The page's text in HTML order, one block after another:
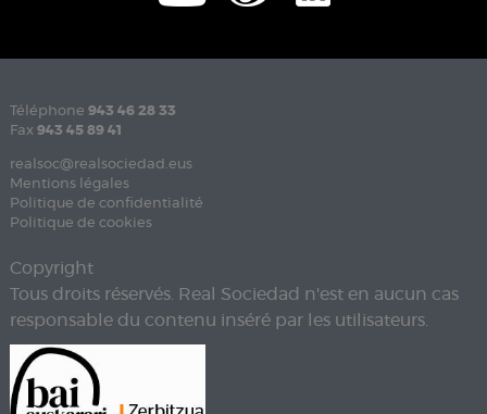
Téléphone 943 46 28 33
Fax 943 45 89 41
realsoc@realsociedad.eus
Mentions légales
Politique de confidentialité
Politique de cookies
Copyright
Tous droits réservés. Real Sociedad n'est en aucun cas
responsable du contenu inséré par les utilisateurs.